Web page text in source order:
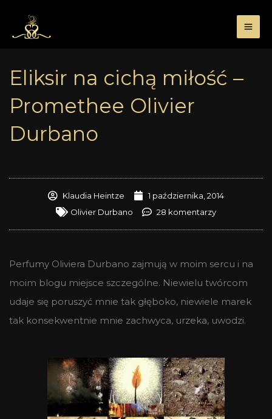
treści
Eliksir na cichą miłość –
Promethee Olivier
Durbano
Klaudia Heintze
1 października, 2014
Olivier Durbano
28 komentarzy
Perfumy Oliviera Durbano zajmują w moim sercu i na
moim blogu miejsce szczególne. Niewielu twórcom
udaje się poruszyć mnie tak głęboko, niewiele marek
tak konsekwentnie mnie zachwyca, urzeka, uwodzi.